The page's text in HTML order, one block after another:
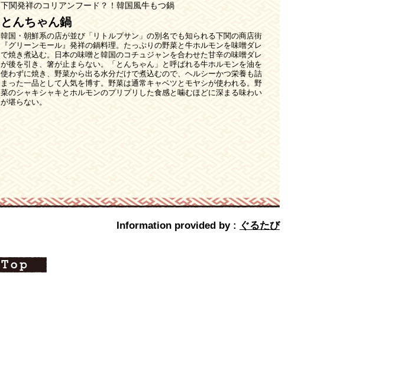
下関発祥のコリアンフード？！韓国風牛もつ鍋
とんちゃん鍋
韓国・朝鮮系の店が並び「リトルプサン」の別名でも知られる下関の商店街
『グリーンモール』発祥の鍋料理。たっぷりの野菜と牛ホルモンを味噌ダレ
で焼き煮込む。日本の味噌と韓国のコチュジャンを合わせた甘辛の味噌ダレ
が後を引き、箸が止まらない。「とんちゃん」と呼ばれる牛ホルモンを油を
使わずに焼き、野菜から出る水分だけで煮込むので、ヘルシーかつ栄養も詰
まった一品として人気を博す。野菜は通常キャベツとモヤシが使われる。野
菜のシャキシャキとホルモンのプリプリした食感と噛むほどに深まる味わい
が堪らない。
Information provided by : ぐるたび